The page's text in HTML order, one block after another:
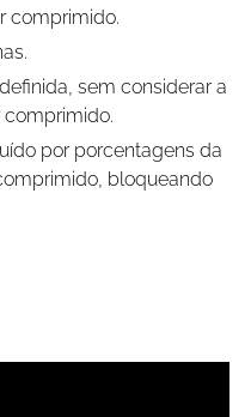
comprimido.
sem considerar a
comprimido.
por porcentagens da
bloqueando